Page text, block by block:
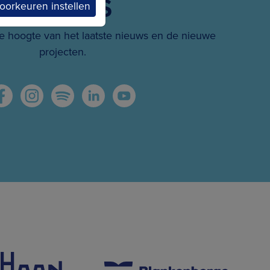
SOCIALS
hoogte van het laatste nieuws en de nieuwe
projecten.
instellen